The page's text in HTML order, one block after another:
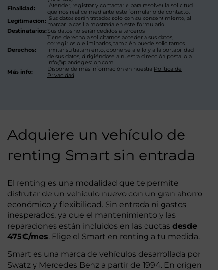
Finalidad:
Atender, registrar y contactarle para resolver la solicitud
que nos realice mediante este formulario de contacto.
Legitimación: Sus datos serán tratados solo con su consentimiento, al
marcar la casilla mostrada en este formulario.
Destinatarios:Sus datos no serán cedidos a terceros.
Derechos:
Tiene derecho a solicitarnos acceder a sus datos,
corregirlos o eliminarlos, también puede solicitarnos
limitar su tratamiento, oponerse a ello y a la portabilidad
de sus datos, dirigiéndose a nuestra dirección postal o a
info@plandegestion.com
Más info:
Dispone de más información en nuestra Política de
Privacidad
Adquiere un vehículo de
renting Smart sin entrada
El renting es una modalidad que te permite
disfrutar de un vehículo nuevo con un gran ahorro
económico y flexibilidad. Sin entrada ni gastos
inesperados, ya que el mantenimiento y las
reparaciones están incluidos en las cuotas desde
475€/mes. Elige el Smart en renting a tu medida.
Smart es una marca de vehículos desarrollada por
Swatz y Mercedes Benz a partir de 1994. En origen